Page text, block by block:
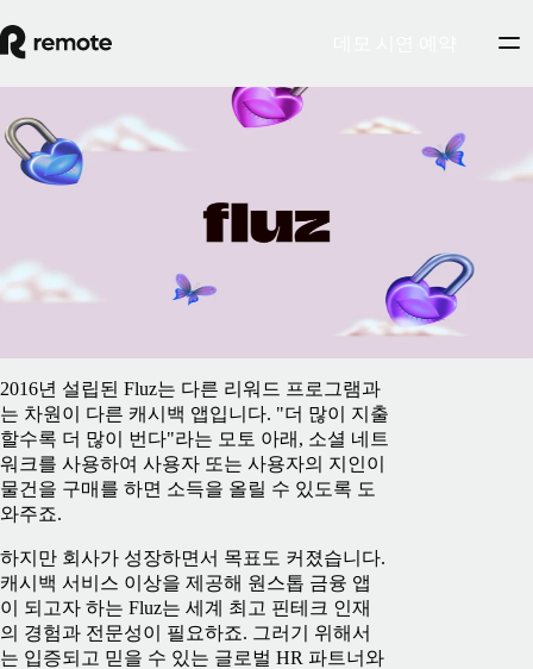
Blog
강력한 금융 앱으로 자리 잡기 위해
Remote의 계약직 관리 플랫폼을 최적화하
2016년 설립된 Fluz는 다른 리워드 프로그램과
는 차원이 다른 캐시백 앱입니다. "더 많이 지출
할수록 더 많이 번다"라는 모토 아래, 소셜 네트
워크를 사용하여 사용자 또는 사용자의 지인이
물건을 구매를 하면 소득을 올릴 수 있도록 도
와주죠.
하지만 회사가 성장하면서 목표도 커졌습니다.
캐시백 서비스 이상을 제공해 원스톱 금융 앱
이 되고자 하는 Fluz는 세계 최고 핀테크 인재
의 경험과 전문성이 필요하죠. 그러기 위해서
는 입증되고 믿을 수 있는 글로벌 HR 파트너와